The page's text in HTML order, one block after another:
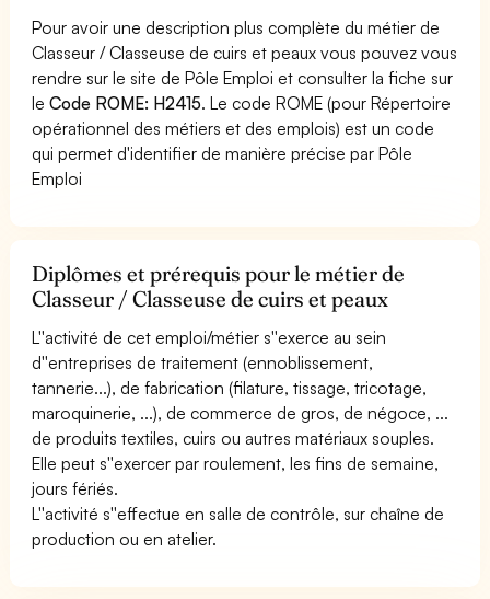
Pour avoir une description plus complète du métier de
Classeur / Classeuse de cuirs et peaux vous pouvez vous
rendre sur le site de Pôle Emploi et consulter la fiche sur
leCode ROME: H2415. Le code ROME (pour Répertoire
opérationnel des métiers et des emplois) est un code
qui permet d'identifier de manière précise par Pôle
Emploi
Diplômes et prérequis pour le métier de
Classeur / Classeuse de cuirs et peaux
L''activité de cet emploi/métier s''exerce au sein
d''entreprises de traitement (ennoblissement,
tannerie...), de fabrication (filature, tissage, tricotage,
maroquinerie, ...), de commerce de gros, de négoce, ...
de produits textiles, cuirs ou autres matériaux souples.
Elle peut s''exercer par roulement, les fins de semaine,
jours fériés.
L''activité s''effectue en salle de contrôle, sur chaîne de
production ou en atelier.